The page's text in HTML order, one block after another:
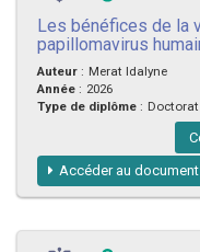
Les bénéfices de la
papillomavirus
Auteur : Merat Idalyne
Année : 2026
Type de diplôme :
Accéder au document